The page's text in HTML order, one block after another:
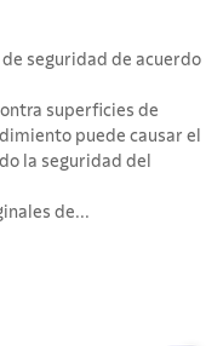
seguridad de acuerdo
superficies de
puede causar el
la seguridad del
de...